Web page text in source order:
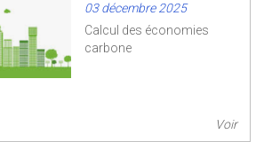
03 décembre 2025
Calcul des économies
carbone
Voir